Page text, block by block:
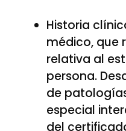
Historia
médico, que
relativa al
persona.
de
especial
del